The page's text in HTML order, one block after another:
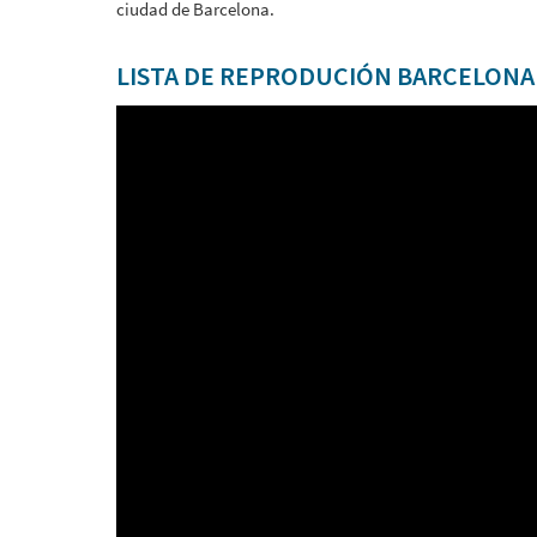
ciudad de Barcelona.
LISTA DE REPRODUCIÓN